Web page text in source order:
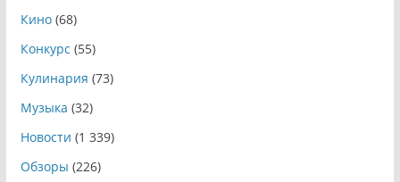
Кино(68)
Конкурс (55)
Кулинария (73)
Музыка (32)
Новости (1 339)
Обзоры (226)